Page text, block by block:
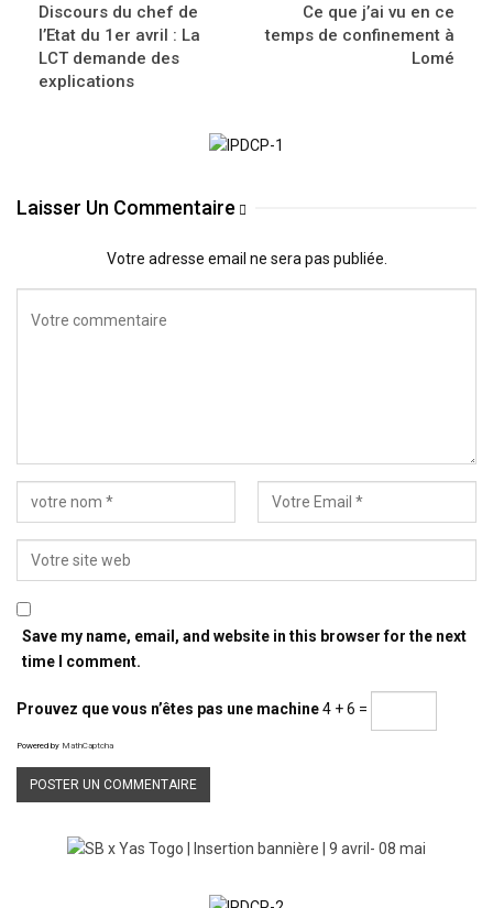
Discours du chef de
l’Etat du 1er avril : La
LCT demande des
explications
Ce que j’ai vu en ce
temps de confinement à
Lomé
Laisser Un Commentaire
Votre adresse email ne sera pas publiée.
Save my name, email, and website in this browser for the next
time I comment.
Prouvez que vous n’êtes pas une machine4 + 6 =
Powered by MathCaptcha